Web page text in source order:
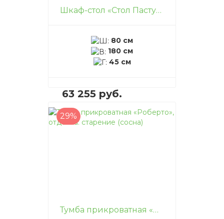
Шкаф-стол «Стол Пастуха», отделка: старение (сосна)
80 см
180 см
45 см
63 255 руб.
– + В корзину
29%
Тумба прикроватная «Роберто», отделка: старение (сосна)